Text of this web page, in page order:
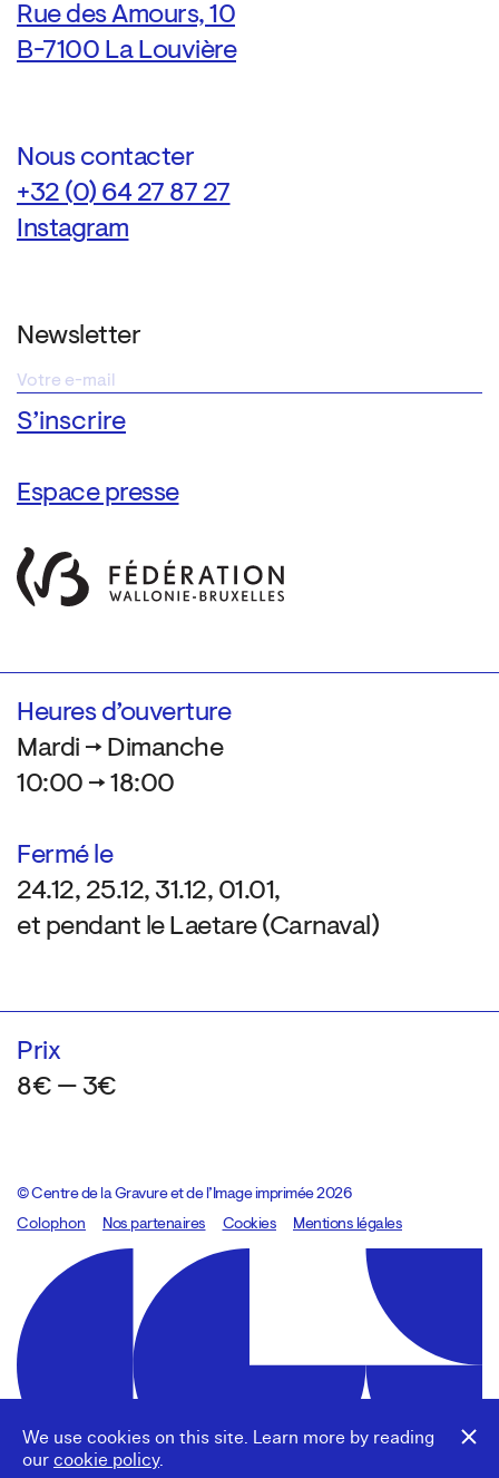
We use cookies on this site. Learn more by reading
our cookie policy.
Rue des Amours, 10
B-7100 La Louvière
Nous contacter
+32 (0) 64 27 87 27
Instagram
Newsletter
Espace presse
Heures d’ouverture
Mardi → Dimanche
10:00 → 18:00
Fermé le
24.12, 25.12, 31.12, 01.01,
et pendant le Laetare (Carnaval)
Prix
8€ — 3€
© Centre de la Gravure et de l’Image imprimée 2026
Colophon
Design:Marcel Kaczmarek, code:8080.studio
Nos partenaires Cookies Mentions légales